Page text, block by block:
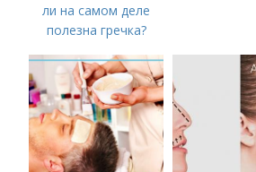
ли на самом деле
полезна гречка?